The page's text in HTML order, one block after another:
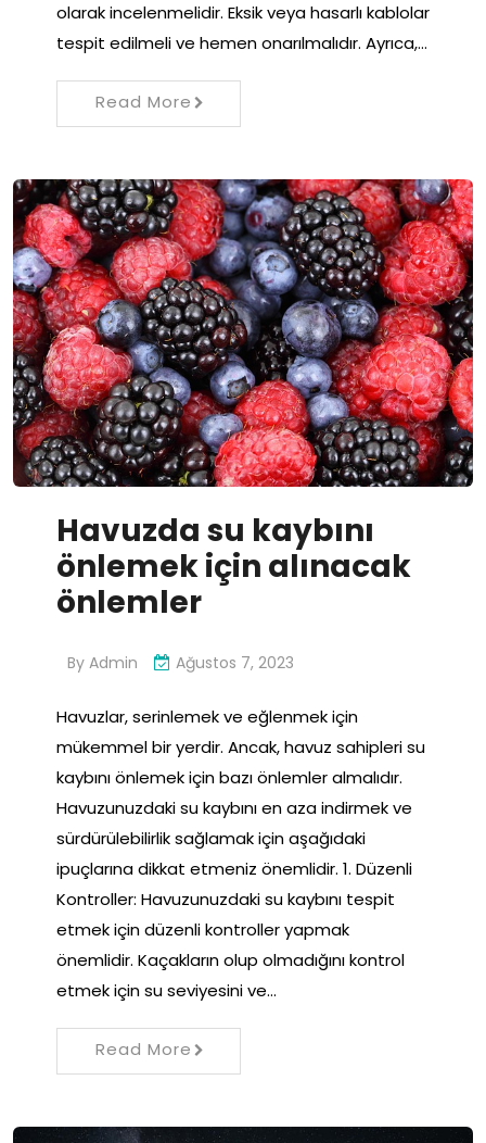
olarak incelenmelidir. Eksik veya hasarlı kablolar
tespit edilmeli ve hemen onarılmalıdır. Ayrıca,…
Read More
Havuzda su kaybını
önlemek için alınacak
önlemler
By Admin Ağustos 7, 2023
Havuzlar, serinlemek ve eğlenmek için
mükemmel bir yerdir. Ancak, havuz sahipleri su
kaybını önlemek için bazı önlemler almalıdır.
Havuzunuzdaki su kaybını en aza indirmek ve
sürdürülebilirlik sağlamak için aşağıdaki
ipuçlarına dikkat etmeniz önemlidir. 1. Düzenli
Kontroller: Havuzunuzdaki su kaybını tespit
etmek için düzenli kontroller yapmak
önemlidir. Kaçakların olup olmadığını kontrol
etmek için su seviyesini ve…
Read More